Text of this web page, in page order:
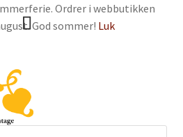
Ordrer i webbutikken
God sommer! Luk